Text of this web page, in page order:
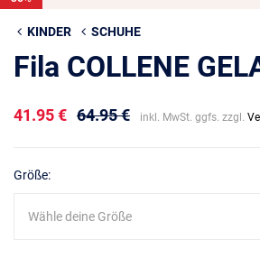
KINDER SCHUHE
Fila COLLENE
41.95 € 64.95 € inkl. MwSt. ggfs. zzgl.
Größe:
Wähle deine Größe